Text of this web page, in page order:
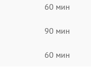
60 мин
90 мин
60 мин